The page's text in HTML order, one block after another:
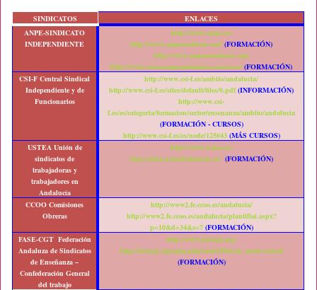
SINDICATOS
ENLACES
ANPE-SINDICATO
INDEPENDIENTE
http://www.anpe.es/
http://www.anpesindicato.net/ (FORMACIÓN)
http://www.anpeandalucia.org/
http://www.cursosanpeandalucia.es/cursos/ (FORMACIÓN)
CSI-F Central Sindical
Independiente y de
Funcionarios
http://www.csi-f.es/ambito/andalucia/
http://www.csi-f.es/sites/default/files/0.pdf (INFORMACIÓN)
http://www.csi-
f.es/es/categoria/formacion/sector/ensenanza/ambito/andalucia
(FORMACIÓN - CURSOS)
http://www.csi-f.es/es/node/125643 (MÁS CURSOS)
USTEA Unión de
sindicatos de
trabajadoras y
trabajadores en
Andalucía
http://www.ustea.es/
http://aula.usteaformacion.es/ (FORMACIÓN)
CCOO Comisiones
Obreras
http://www2.fe.ccoo.es/andalucia/
http://www2.fe.ccoo.es/andalucia/plantillai.aspx?
p=10&d=34&s=7 (FORMACIÓN)
FASE-CGTFederación
Andaluza de Sindicatos
de Enseñanza –
Confederación General
del trabajo
http://www.fasecgt.org/
http://fasecgt.org/spip.php?mot150&var_mode=calcul
(FORMACIÓN)